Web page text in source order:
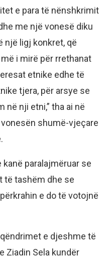
e para të nënshkrimit
me një vonesë diku
një ligj konkret, që
i mirë për rrethanat
etnike edhe të
tjera, për arsye se
nji etni,” tha ai në
vonesën shumë-vjeçare
paralajmëruar se
të tashëm dhe se
e do të votojnë
e djeshme të
Ziadin Sela kundër